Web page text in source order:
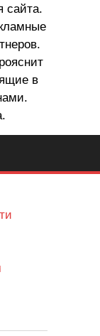
сайта.
в